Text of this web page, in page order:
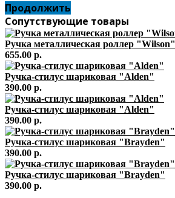
Продолжить
Сопутствующие товары
Ручка металлическая роллер "Wilson"
655.00 р.
Ручка-стилус шариковая "Alden"
390.00 р.
Ручка-стилус шариковая "Alden"
390.00 р.
Ручка-стилус шариковая "Brayden"
390.00 р.
Ручка-стилус шариковая "Brayden"
390.00 р.